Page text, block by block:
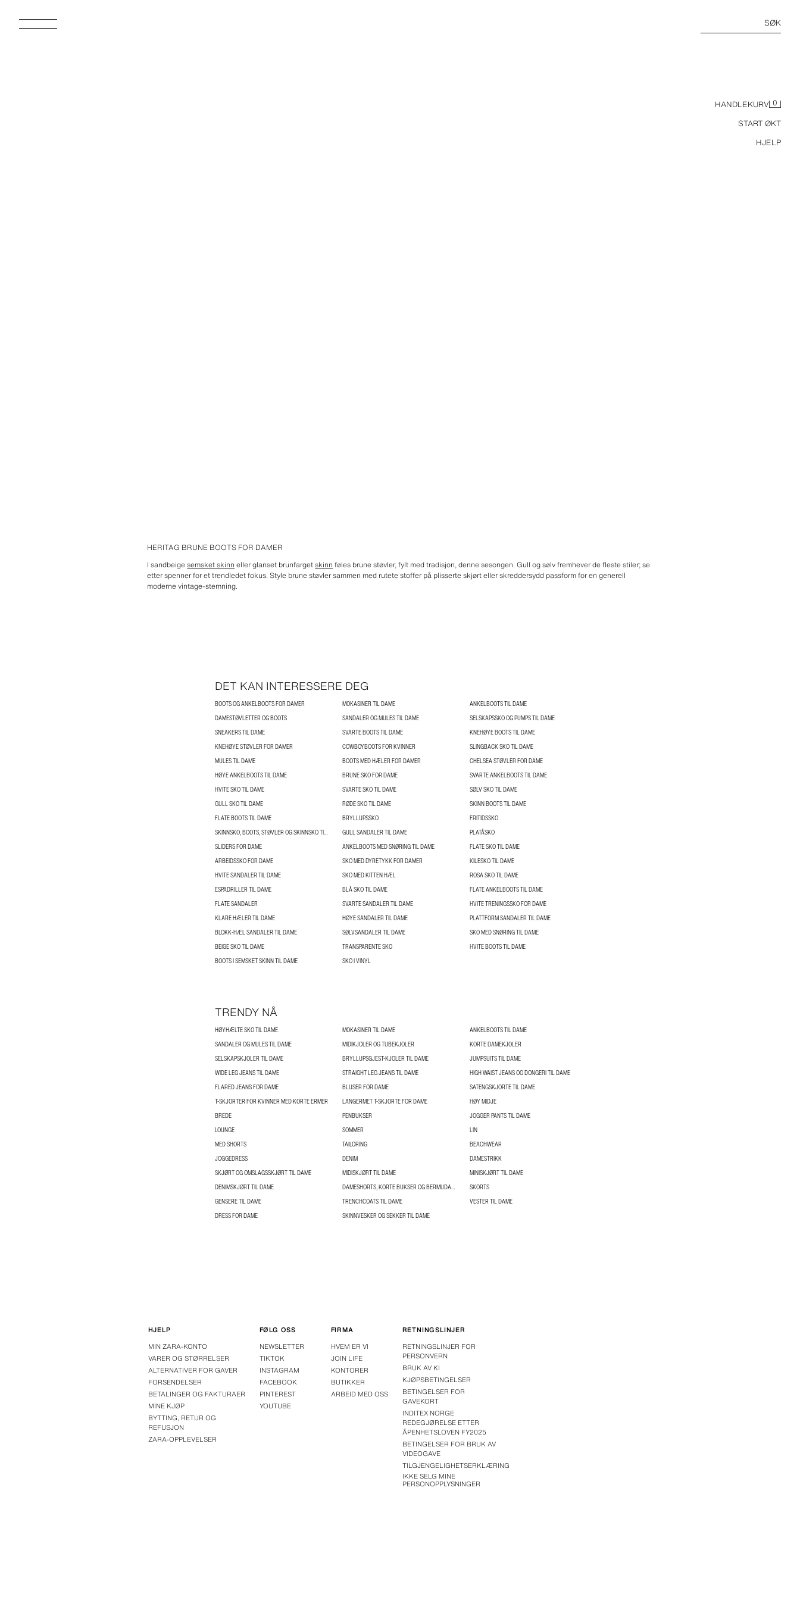
SØK
HANDLEKURV 0
START ØKT
HJELP
HERITAG BRUNE BOOTS FOR DAMER
I sandbeigesemsket skinn eller glanset brunfargetskinn føles brune støvler, fylt med tradisjon, denne sesongen. Gull og sølv fremhever de fleste stiler; se
etter spenner for et trendledet fokus. Style brune støvler sammen med rutete stoffer på plisserte skjørt eller skreddersydd passform for en generell
moderne vintage-stemning.
DET KAN INTERESSERE DEG
BOOTS OG ANKELBOOTS FOR DAMER MOKASINER TIL DAME
ANKELBOOTS TIL DAME
DAMESTØVLETTER OG BOOTS
SANDALER OG MULES TIL DAME
SELSKAPSSKO OG PUMPS TIL DAME
SNEAKERS TIL DAME
SVARTE BOOTS TIL DAME
KNEHØYE BOOTS TIL DAME
KNEHØYE STØVLER FOR DAMER
COWBOYBOOTS FOR KVINNER
SLINGBACK SKO TIL DAME
MULES TIL DAME
BOOTS MED HÆLER FOR DAMER
CHELSEA STØVLER FOR DAME
HØYE ANKELBOOTS TIL DAME
BRUNE SKO FOR DAME
SVARTE ANKELBOOTS TIL DAME
HVITE SKO TIL DAME
SVARTE SKO TIL DAME
SØLV SKO TIL DAME
GULL SKO TIL DAME
RØDE SKO TIL DAME
SKINN BOOTS TIL DAME
FLATE BOOTS TIL DAME
BRYLLUPSSKO
FRITIDSSKO
SKINNSKO, BOOTS, STØVLER OG SKINNSKO TIL DAME
GULL SANDALER TIL DAME
PLATÅSKO
SLIDERS FOR DAME
ANKELBOOTS MED SNØRING TIL DAME
FLATE SKO TIL DAME
ARBEIDSSKO FOR DAME
SKO MED DYRETYKK FOR DAMER
KILESKO TIL DAME
HVITE SANDALER TIL DAME
SKO MED KITTEN HÆL
ROSA SKO TIL DAME
ESPADRILLER TIL DAME
BLÅ SKO TIL DAME
FLATE ANKELBOOTS TIL DAME
FLATE SANDALER
SVARTE SANDALER TIL DAME
HVITE TRENINGSSKO FOR DAME
KLARE HÆLER TIL DAME
HØYE SANDALER TIL DAME
PLATTFORM SANDALER TIL DAME
BLOKK-HÆL SANDALER TIL DAME
SØLVSANDALER TIL DAME
SKO MED SNØRING TIL DAME
BEIGE SKO TIL DAME
TRANSPARENTE SKO
HVITE BOOTS TIL DAME
BOOTS I SEMSKET SKINN TIL DAME
SKO I VINYL
TRENDY NÅ
HØYHÆLTE SKO TIL DAME MOKASINER TIL DAME
ANKELBOOTS TIL DAME
SANDALER OG MULES TIL DAME
MIDIKJOLER OG TUBEKJOLER
KORTE DAMEKJOLER
SELSKAPSKJOLER TIL DAME
BRYLLUPSGJEST-KJOLER TIL DAME
JUMPSUITS TIL DAME
WIDE LEG JEANS TIL DAME
STRAIGHT LEG JEANS TIL DAME
HIGH WAIST JEANS OG DONGERI TIL DAME
FLARED JEANS FOR DAME
BLUSER FOR DAME
SATENGSKJORTE TIL DAME
T-SKJORTER FOR KVINNER MED KORTE ERMER
LANGERMET T-SKJORTE FOR DAME
HØY MIDJE
BREDE
PENBUKSER
JOGGER PANTS TIL DAME
LOUNGE
SOMMER
LIN
MED SHORTS
TAILORING
BEACHWEAR
JOGGEDRESS
DENIM
DAMESTRIKK
SKJØRT OG OMSLAGSSKJØRT TIL DAME
MIDISKJØRT TIL DAME
MINISKJØRT TIL DAME
DENIMSKJØRT TIL DAME
DAMESHORTS, KORTE BUKSER OG BERMUDAS TIL DAME
SKORTS
GENSERE TIL DAME
TRENCHCOATS TIL DAME
VESTER TIL DAME
DRESS FOR DAME
SKINNVESKER OG SEKKER TIL DAME
HJELP
MIN ZARA-KONTO
VARER OG STØRRELSER
ALTERNATIVER FOR GAVER
FORSENDELSER
BETALINGER OG FAKTURAER
MINE KJØP
BYTTING, RETUR OG
REFUSJON
ZARA-OPPLEVELSER
FØLG OSS
NEWSLETTER
TIKTOK
INSTAGRAM
FACEBOOK
PINTEREST
YOUTUBE
FIRMA
HVEM ER VI
JOIN LIFE
KONTORER
BUTIKKER
ARBEID MED OSS
RETNINGSLINJER
RETNINGSLINJER FOR
PERSONVERN
BRUK AV KI
KJØPSBETINGELSER
BETINGELSER FOR
GAVEKORT
INDITEX NORGE
REDEGJØRELSE ETTER
ÅPENHETSLOVEN FY2025
BETINGELSER FOR BRUK AV
VIDEOGAVE
TILGJENGELIGHETSERKLÆRING
IKKE SELG MINE
PERSONOPPLYSNINGER